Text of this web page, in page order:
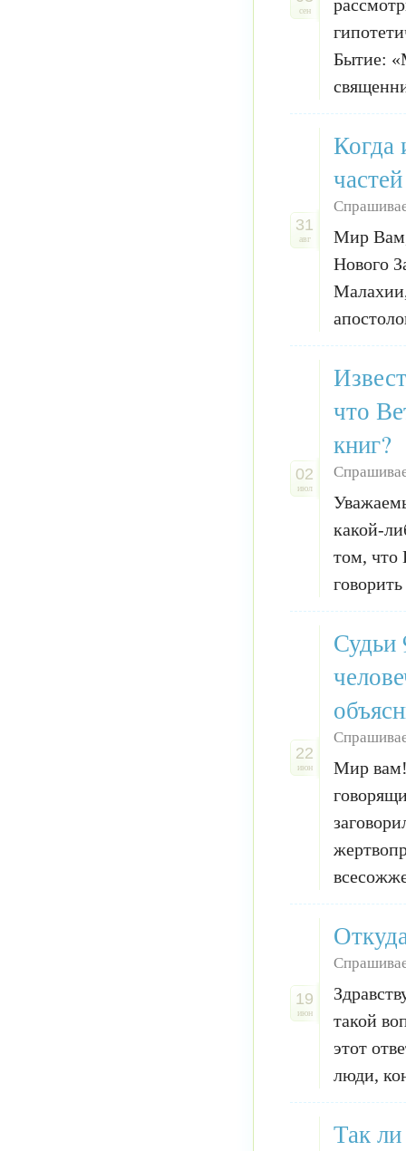
сен
Бытие:
31
авг
Когда
Мир Вам,
Нового
02
июл
что
книг?
какой-
том, что
22
июн
Судьи
Мир вам!
19
июн
такой
этот
люди,
Так